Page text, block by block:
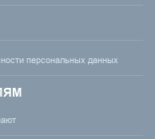
персональных данных